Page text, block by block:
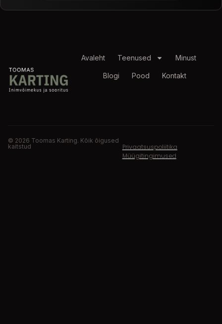
Avaleht Teenused Minust
Blogi Pood Kontakt
© 2026 Toomas Karting. Kõik õigused
kaitstud
Privaatsuspoliitika
Müügitingimused